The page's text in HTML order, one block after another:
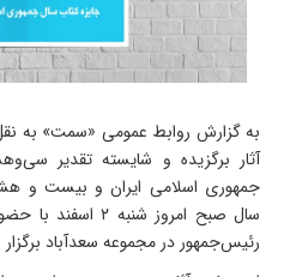
به گزارش روابط عمومی «سمت» به نقل
آثار برگزیده و شایسته تقدیر
جمهوری اسلامی ایران و بیست و
سال صبح امروز
رئیس‌جمهور در مجموعه سعدآباد